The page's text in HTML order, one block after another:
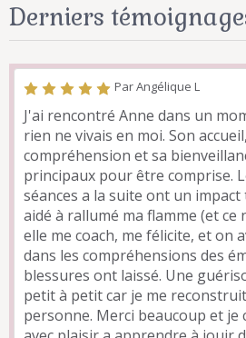
Derniers
Par Angélique L
J'ai rencontré Anne dans un
rien ne vivais en moi. Son
compréhension et sa
principaux pour être comprise.
séances a la suite ont un
aidé à rallumé ma flamme (et ce
elle me coach, me félicite, et on
dans les compréhensions des
blessures ont laissé. Une
petit à petit car je me
personne. Merci beaucoup et je